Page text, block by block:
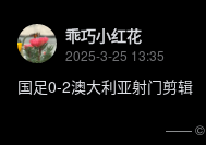
乖巧小红花
2025-3-25 13:35
国足0-2澳大利亚射门剪辑
—— ©